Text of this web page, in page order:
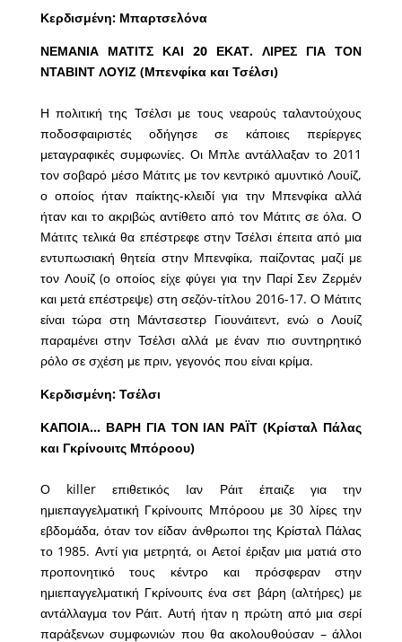
Κερδισμένη: Μπαρτσελόνα
ΝΕΜΑΝΙΑ ΜΑΤΙΤΣ ΚΑΙ 20 ΕΚΑΤ. ΛΙΡΕΣ ΓΙΑ ΤΟΝ
ΝΤΑΒΙΝΤ ΛΟΥΙΖ (Μπενφίκα και Τσέλσι)
Η πολιτική της Τσέλσι με τους νεαρούς ταλαντούχους
ποδοσφαιριστές οδήγησε σε κάποιες περίεργες
μεταγραφικές συμφωνίες. Οι Μπλε αντάλλαξαν το 2011
τον σοβαρό μέσο Μάτιτς με τον κεντρικό αμυντικό Λουίζ,
ο οποίος ήταν παίκτης-κλειδί για την Μπενφίκα αλλά
ήταν και το ακριβώς αντίθετο από τον Μάτιτς σε όλα. Ο
Μάτιτς τελικά θα επέστρεφε στην Τσέλσι έπειτα από μια
εντυπωσιακή θητεία στην Μπενφίκα, παίζοντας μαζί με
τον Λουίζ (ο οποίος είχε φύγει για την Παρί Σεν Ζερμέν
και μετά επέστρεψε) στη σεζόν-τίτλου 2016-17. Ο Μάτιτς
είναι τώρα στη Μάντσεστερ Γιουνάιτεντ, ενώ ο Λουίζ
παραμένει στην Τσέλσι αλλά με έναν πιο συντηρητικό
ρόλο σε σχέση με πριν, γεγονός που είναι κρίμα.
Κερδισμένη: Τσέλσι
ΚΑΠΟΙΑ… ΒΑΡΗ ΓΙΑ ΤΟΝ ΙΑΝ ΡΑΪΤ (Κρίσταλ Πάλας
και Γκρίνουιτς Μπόροου)
Ο killer επιθετικός Ιαν Ράιτ έπαιζε για την
ημιεπαγγελματική Γκρίνουιτς Μπόροου με 30 λίρες την
εβδομάδα, όταν τον είδαν άνθρωποι της Κρίσταλ Πάλας
το 1985. Αντί για μετρητά, οι Αετοί έριξαν μια ματιά στο
προπονητικό τους κέντρο και πρόσφεραν στην
ημιεπαγγελματική Γκρίνουιτς ένα σετ βάρη (αλτήρες) με
αντάλλαγμα τον Ράιτ. Αυτή ήταν η πρώτη από μια σερί
παράξενων συμφωνιών που θα ακολουθούσαν – άλλοι